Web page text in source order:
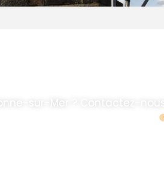
sur-Mer ? Contactez-nous.